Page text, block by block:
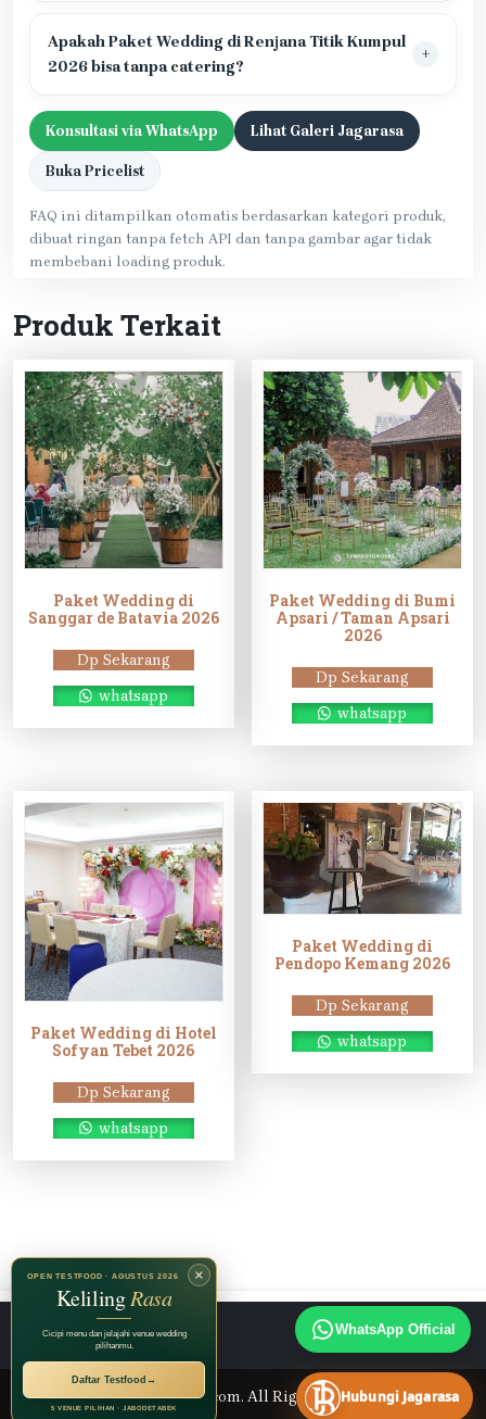
Apakah Paket Wedding di Renjana Titik Kumpul
2026 bisa tanpa catering?
Konsultasi via WhatsApp Lihat Galeri Jagarasa
Buka Pricelist
FAQ ini ditampilkan otomatis berdasarkan kategori produk,
dibuat ringan tanpa fetch API dan tanpa gambar agar tidak
membebani loading produk.
Produk Terkait
Paket Wedding di
Sanggar de Batavia 2026
Dp Sekarang
whatsapp
Paket Wedding di Bumi
Apsari / Taman Apsari
2026
Dp Sekarang
whatsapp
Paket Wedding di Hotel
Sofyan Tebet 2026
Dp Sekarang
whatsapp
Paket Wedding di
Pendopo Kemang 2026
Dp Sekarang
whatsapp
Instagram
TikTok
Facebook
×
OPEN TESTFOOD · AGUSTUS 2026
KelilingRasa
Cicipi menu dan jelajahi venue wedding
pilihanmu.
Daftar Testfood →
5 VENUE PILIHAN · JABODETABEK
© 2026 Jagarasa.com. All Rights Reserved.
WhatsApp Official
Hubungi Jagarasa